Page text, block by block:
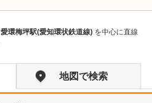
愛環梅坪駅(愛知環状鉄道線) を中心に直線
地図で検索